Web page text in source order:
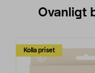
Ovanligt
Kolla priset